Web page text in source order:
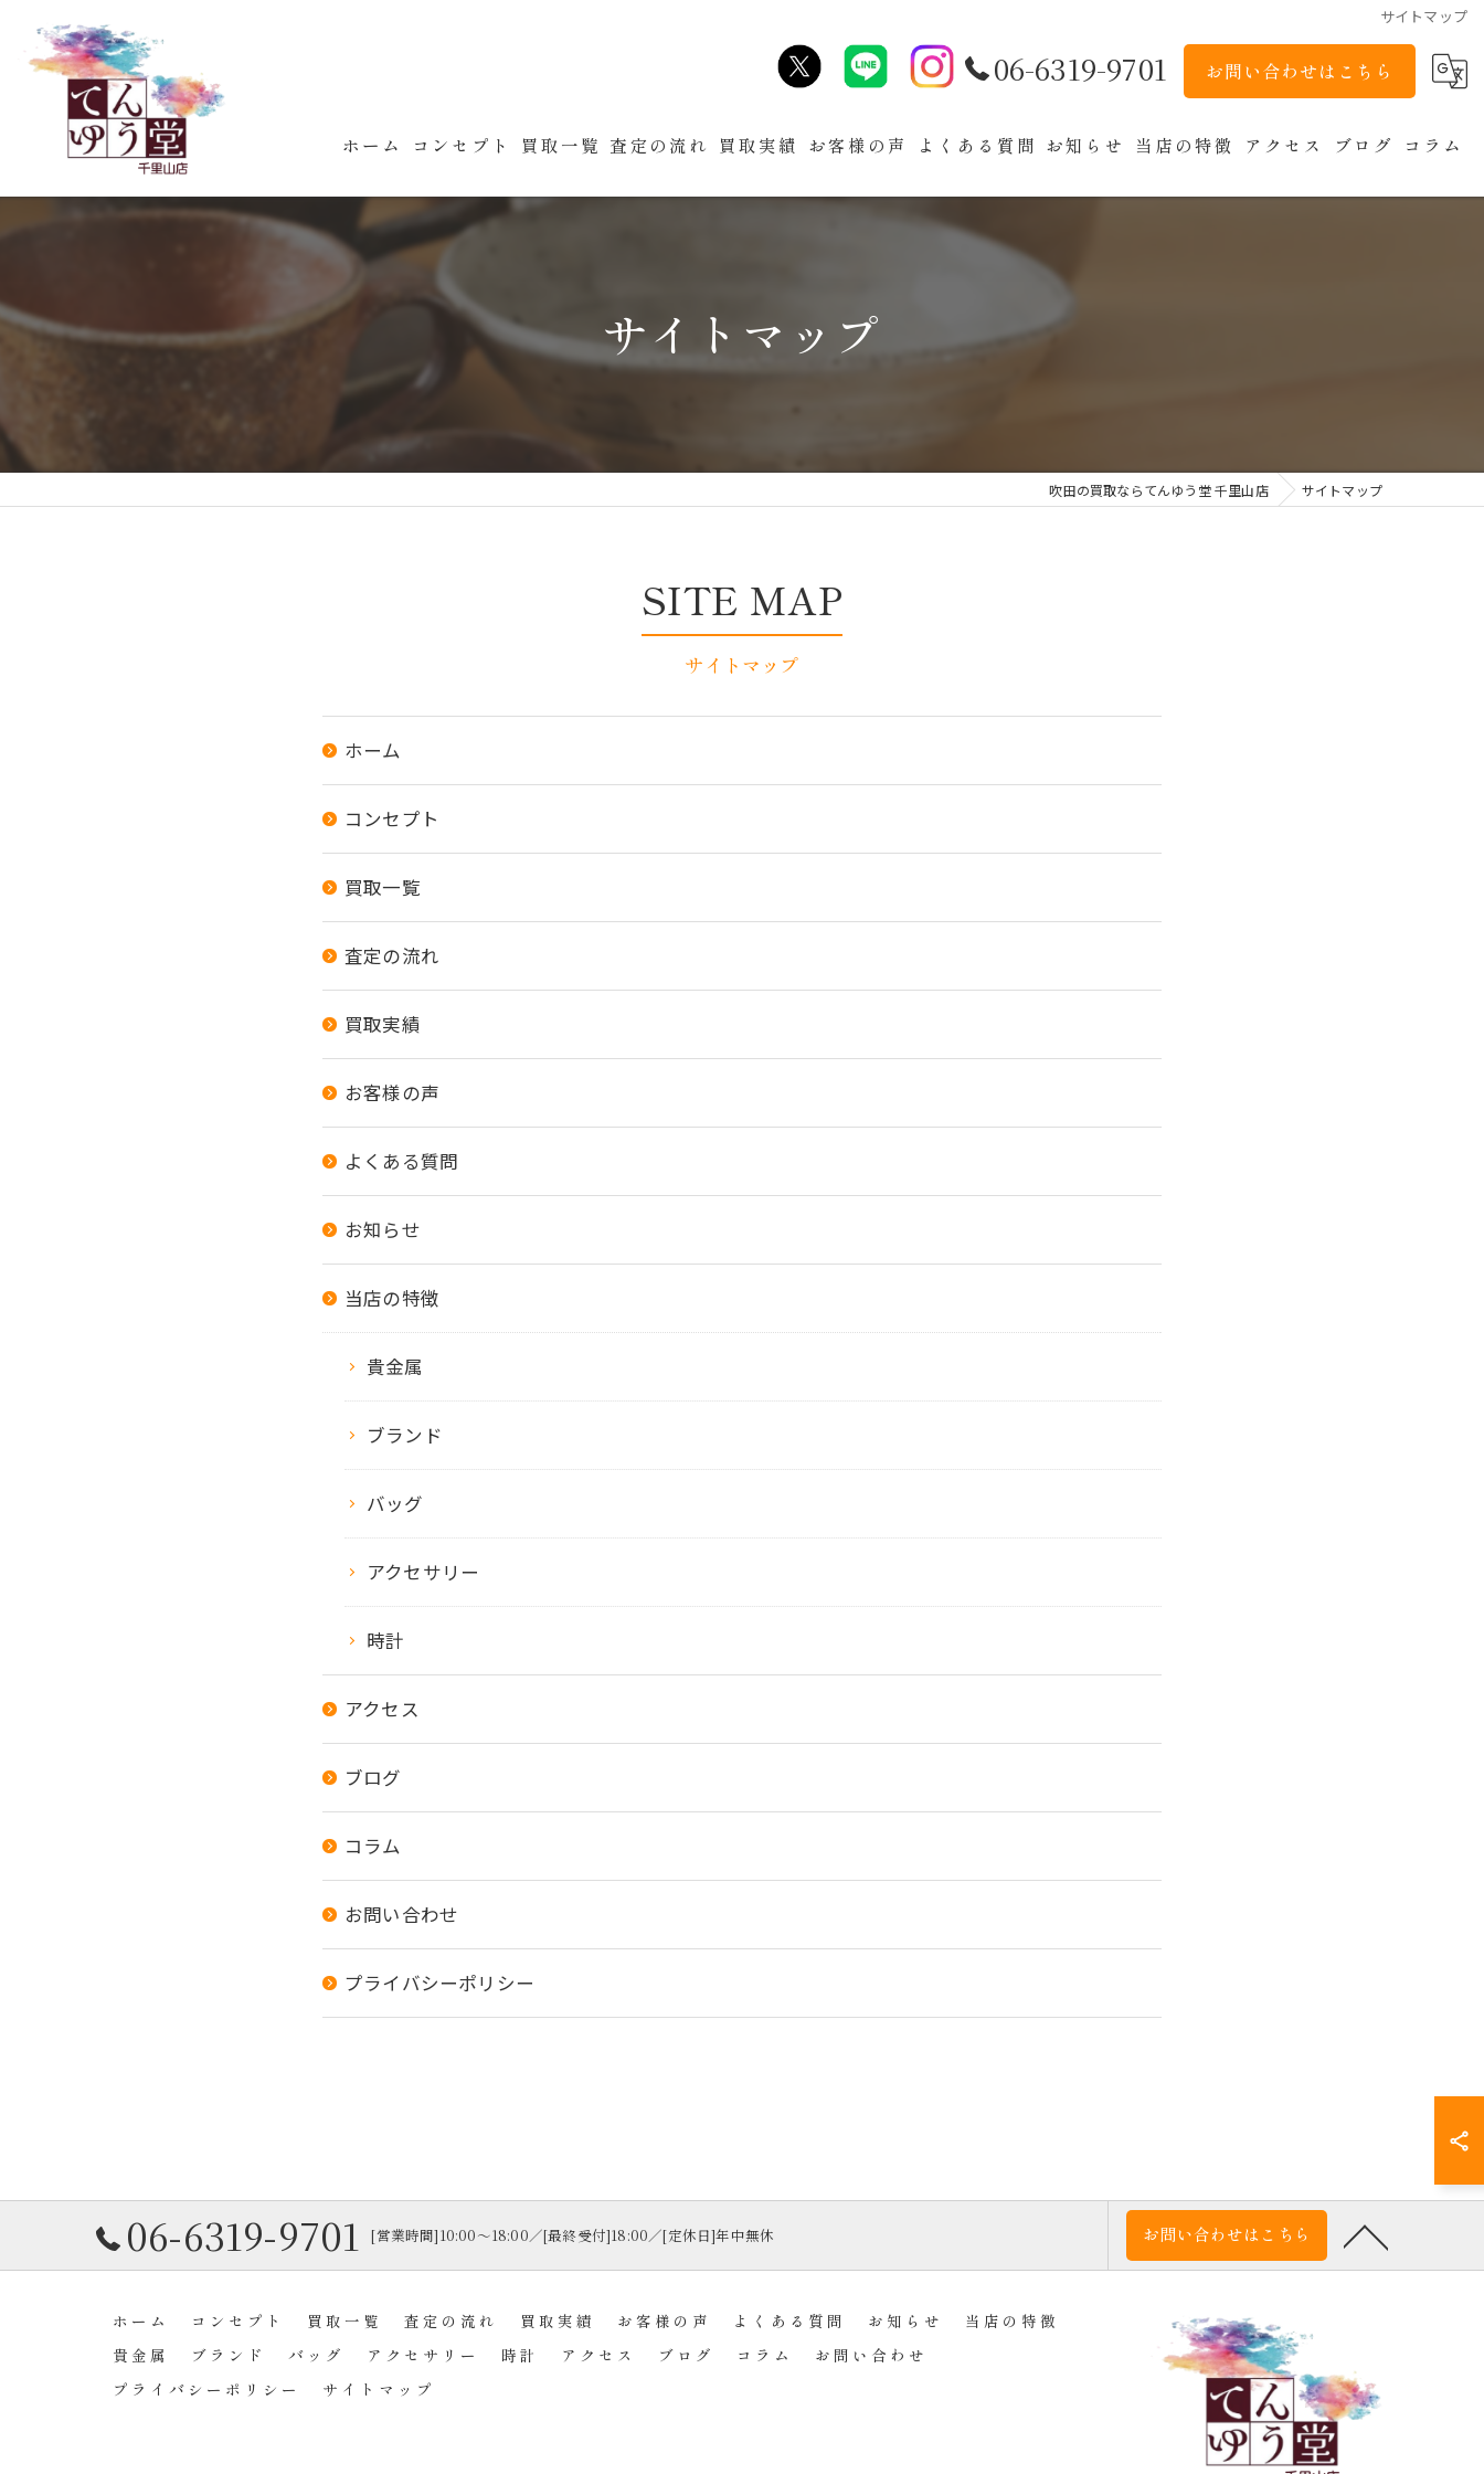
サイトマップ
06-6319-9701 お問い合わせはこちら
ホーム コンセプト 買取一覧 査定の流れ 買取実績 お客様の声 よくある質問 お知らせ 当店の特徴 アクセス ブログ コラム
サイトマップ
吹田の買取ならてんゆう堂 千里山店 サイトマップ
サイトマップ
SITE MAP
ホーム
コンセプト
買取一覧
査定の流れ
買取実績
お客様の声
よくある質問
お知らせ
当店の特徴
貴金属
ブランド
バッグ
アクセサリー
時計
アクセス
ブログ
コラム
お問い合わせ
プライバシーポリシー
06-6319-9701 [営業時間]10:00〜18:00／[最終受付]18:00／[定休日]年中無休 お問い合わせはこちら
ホーム コンセプト 買取一覧 査定の流れ 買取実績 お客様の声 よくある質問 お知らせ
当店の特徴
貴金属
ブランド バッグ アクセサリー 時計 アクセス ブログ コラム
お問い合わせ
プライバシーポリシー
サイトマップ